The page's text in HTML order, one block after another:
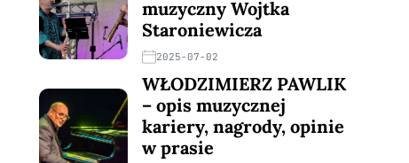
muzyczny Wojtka
Staroniewicza
2025-07-02
WŁODZIMIERZ PAWLIK
– opis muzycznej
kariery, nagrody, opinie
w prasie